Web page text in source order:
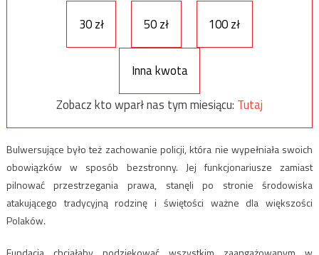
30 zł 50 zł 100 zł
Inna kwota
Zobacz kto wparł nas tym miesiącu: Tutaj
Bulwersujące było też zachowanie policji, która nie wypełniała swoich
obowiązków w sposób bezstronny. Jej funkcjonariusze zamiast
pilnować przestrzegania prawa, stanęli po stronie środowiska
atakującego tradycyjną rodzinę i świętości ważne dla większości
Polaków.